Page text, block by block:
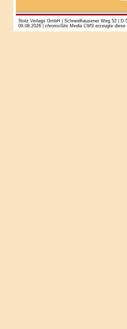
Stolz Verlags GmbH | Schneidhausener Weg 52 | D-
09.08.2026 | chromoSite Media CMSerzeugte diese